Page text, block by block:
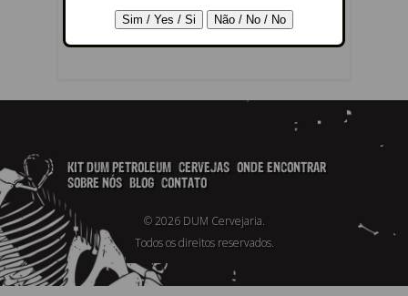
publicar um comentário.
KIT DUM PETROLEUM CERVEJAS
ONDE ENCONTRAR
SOBRE NÓS
BLOG CONTATO
© 2026 DUM Cervejaria.
Todos os direitos reservados.